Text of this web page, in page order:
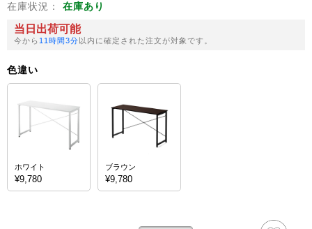
在庫状況： 在庫あり
当日出荷可能
今から 11時間3分以内に確定された注文が対象です。
色違い
ホワイト
¥9,780
ブラウン
¥9,780